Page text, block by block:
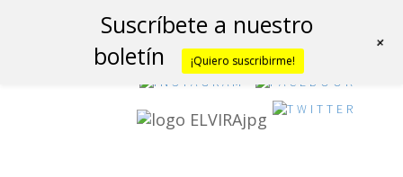
Suscríbete a nuestro
boletín
¡Quiero suscribirme!
+